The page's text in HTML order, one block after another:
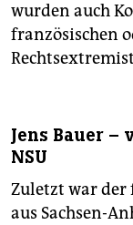
wurden auch
französischen
Jens Bauer
NSU
Zuletzt war der
aus Sachsen-